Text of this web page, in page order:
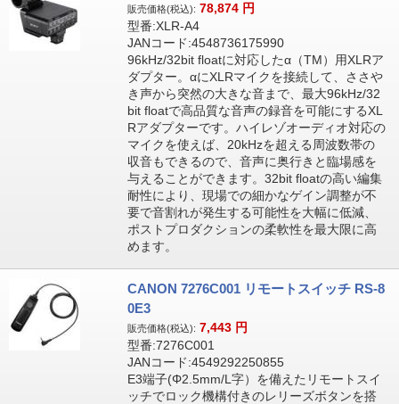
販売価格(税込): 78,874 円
型番:XLR-A4
JANコード:4548736175990
96kHz/32bit floatに対応したα（TM）用XLRア
ダプター。αにXLRマイクを接続して、ささや
き声から突然の大きな音まで、最大96kHz/32
bit floatで高品質な音声の録音を可能にするXL
Rアダプターです。ハイレゾオーディオ対応の
マイクを使えば、20kHzを超える周波数帯の
収音もできるので、音声に奥行きと臨場感を
与えることができます。32bit floatの高い編集
耐性により、現場での細かなゲイン調整が不
要で音割れが発生する可能性を大幅に低減、
ポストプロダクションの柔軟性を最大限に高
めます。
CANON 7276C001 リモートスイッチ RS-8
0E3
販売価格(税込): 7,443 円
型番:7276C001
JANコード:4549292250855
E3端子(Φ2.5mm/L字）を備えたリモートスイ
ッチでロック機構付きのレリーズボタンを搭